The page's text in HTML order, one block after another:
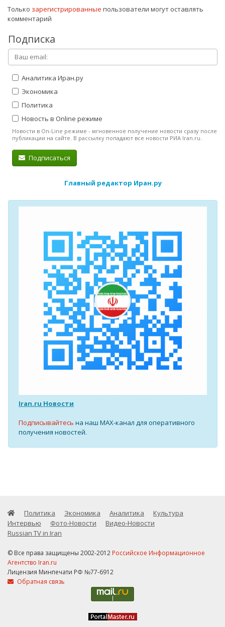
Только зарегистрированные пользователи могут оставлять
комментарий
Подписка
Аналитика Иран.ру
Экономика
Политика
Новость в Online режиме
Новости в On-Line режиме - мгновенное получение новости сразу после
публикации на сайте. В рассылку попадают все новости РИА Iran.ru.
Подписаться
Главный редактор Иран.ру
Iran.ru Новости
Подписывайтесь на наш MAX-канал для оперативного
получения новостей.
Политика Экономика Аналитика
Культура
Интервью
Фото-Новости
Видео-Новости
Russian TV in Iran
© Все права защищены 2002-2012 Российское Информационное
Агентство Iran.ru
Лицензия Минпечати РФ №77-6912
Обратная связь